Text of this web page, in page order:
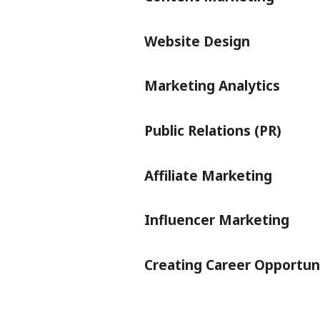
Website Design
Marketing Analytics
Public Relations (PR)
Affiliate Marketing
Influencer Marketing
Creating Career